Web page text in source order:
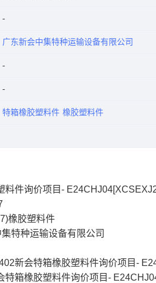
广东新会中集特种运输设备有限公司
特箱橡胶塑料件 橡胶塑料件
料件询价项目-
橡胶塑料件
特种运输设备有限公司
新会特箱橡胶塑料件询价项目-
特箱橡胶塑料件询价项目-